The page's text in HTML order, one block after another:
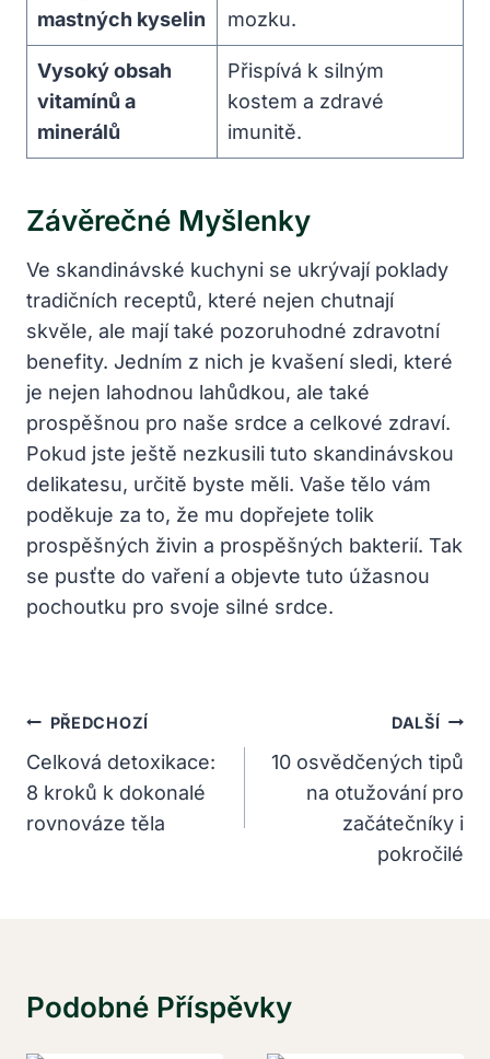
mastných kyselin
mozku.
Vysoký obsah
vitamínů a
minerálů
Přispívá k silným
kostem a zdravé
imunitě.
Závěrečné Myšlenky
Ve skandinávské kuchyni se ukrývají poklady
tradičních receptů, které nejen chutnají
skvěle, ale mají také pozoruhodné zdravotní
benefity. Jedním z nich je kvašení sledi, které
je nejen lahodnou lahůdkou, ale také
prospěšnou pro naše srdce a celkové zdraví.
Pokud jste ještě nezkusili tuto skandinávskou
delikatesu, určitě byste měli. Vaše tělo vám
poděkuje za to, že mu dopřejete tolik
prospěšných živin a prospěšných bakterií. Tak
se pusťte do vaření a objevte tuto úžasnou
pochoutku pro svoje silné srdce.
Navigace
Pro
Příspěvek
PŘEDCHOZÍ
Celková detoxikace:
8 kroků k dokonalé
rovnováze těla
DALŠÍ
10 osvědčených tipů
na otužování pro
začátečníky i
pokročilé
Podobné Příspěvky